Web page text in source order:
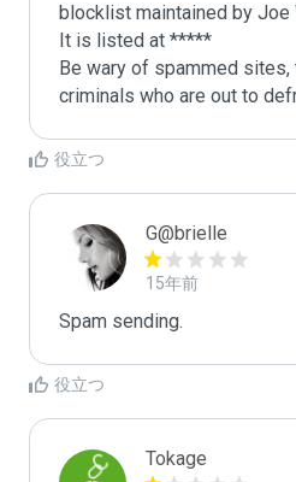
blocklist maintained by Joe
It is listed at *****
Be wary of spammed sites,
criminals who are out to
役立つ
G@brielle
15年前
Spam sending.
役立つ
Tokage